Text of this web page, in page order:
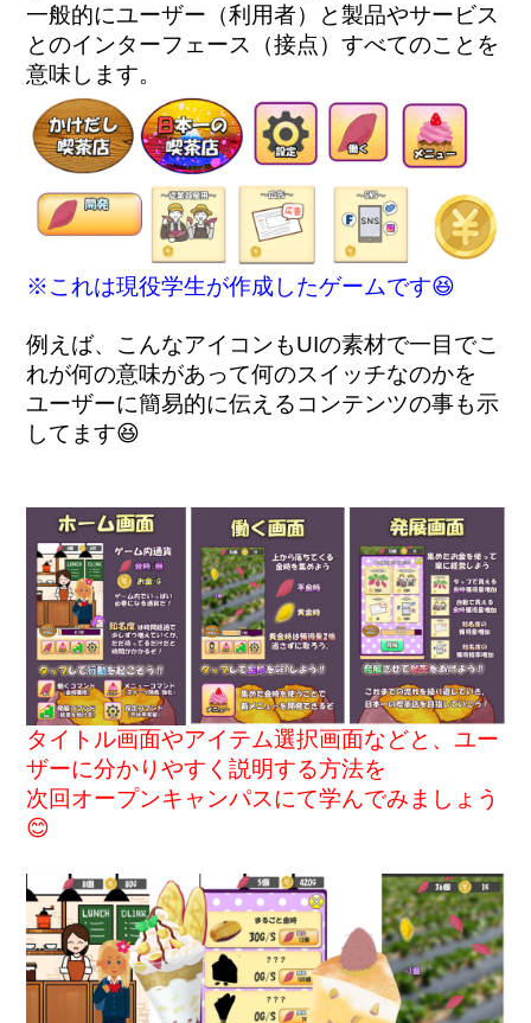
一般的にユーザー（利用者）と製品やサービス
とのインターフェース（接点）すべてのことを
※これは現役学生が作成したゲームです😆
例えば、こんなアイコンもUIの素材で一目でこ
れが何の意味があって何のスイッチなのかを
ユーザーに簡易的に伝えるコンテンツの事も示
してます😆
タイトル画面やアイテム選択画面などと、ユー
ザーに分かりやすく説明する方法を
次回オープンキャンパスにて学んでみましょう
😊